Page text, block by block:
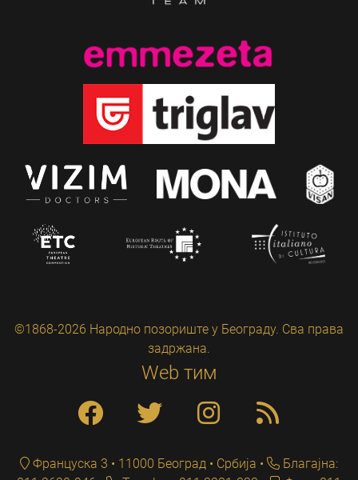
©1868-2026 Народно позориште у Београду. Сва права
задржана.
Web тим
Француска 3 • 11000 Београд • Србија
Благајна: